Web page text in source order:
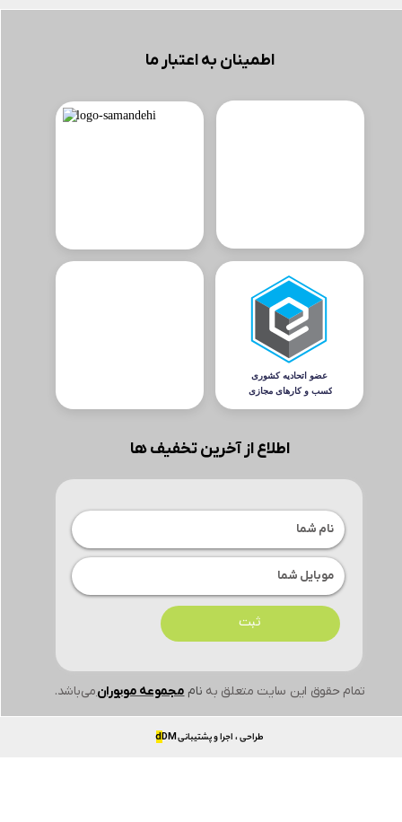
تمام حقوق این سایت متعلق به نام مجموعه موبورانمی‌باشد.
اطمینان به اعتبار ما
اطلاع از آخرین تخفیف ها
ثبت
طراحی ، اجرا و پشتیبانی dDM